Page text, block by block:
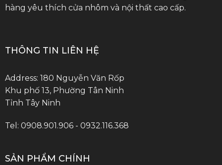
hàng yêu thích cửa nhôm và nội thất cao cấp.
THÔNG TIN LIÊN HỆ
Address: 180 Nguyễn Văn Rốp
Khu phố 13, Phường Tân Ninh
Tỉnh Tây Ninh
Tel: 0908.901.906 - 0932.116.368
SẢN PHẨM CHÍNH